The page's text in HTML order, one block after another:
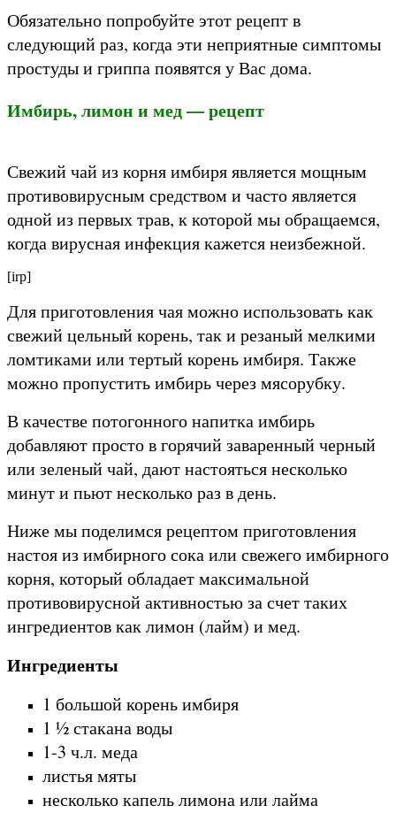
Обязательно попробуйте этот рецепт в
следующий раз, когда эти неприятные симптомы
простуды и гриппа появятся у Вас дома.
Имбирь, лимон и мед — рецепт
Свежий чай из корня имбиря является мощным
противовирусным средством и часто является
одной из первых трав, к которой мы обращаемся,
когда вирусная инфекция кажется неизбежной.
[irp]
Для приготовления чая можно использовать как
свежий цельный корень, так и резаный мелкими
ломтиками или тертый корень имбиря. Также
можно пропустить имбирь через мясорубку.
В качестве потогонного напитка имбирь
добавляют просто в горячий заваренный черный
или зеленый чай, дают настояться несколько
минут и пьют несколько раз в день.
Ниже мы поделимся рецептом приготовления
настоя из имбирного сока или свежего имбирного
корня, который обладает максимальной
противовирусной активностью за счет таких
ингредиентов как лимон (лайм) и мед.
Ингредиенты
1 большой корень имбиря
1 ½ стакана воды
1-3 ч.л. меда
листья мяты
несколько капель лимона или лайма